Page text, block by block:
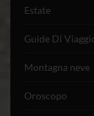
Estate
Guide Di
Montagna neve
Oroscopo